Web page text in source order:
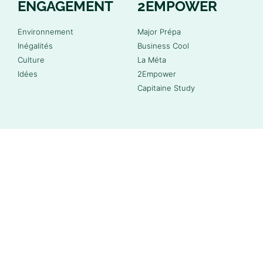
ENGAGEMENT
Environnement
Inégalités
Culture
Idées
2EMPOWER
Major Prépa
Business Cool
La Méta
2Empower
Capitaine Study